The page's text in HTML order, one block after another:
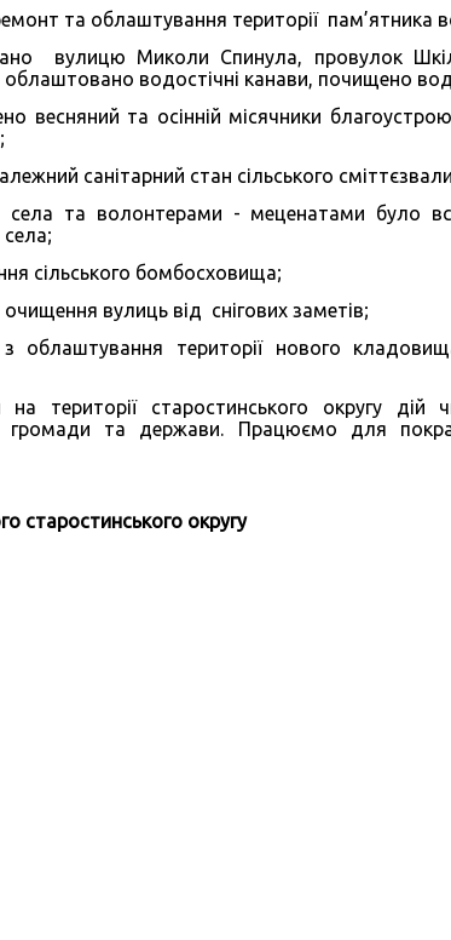
та облаштування території пам’ятника
вулицю Миколи Спинула, провулок
водостічні канави, почищено
весняний та осінній місячники
санітарний стан сільського
та волонтерами - меценатами було
сільського бомбосховища;
вулиць від снігових заметів;
облаштування території нового
на території старостинського округу
громади та держави. Працюємо для
старостинського